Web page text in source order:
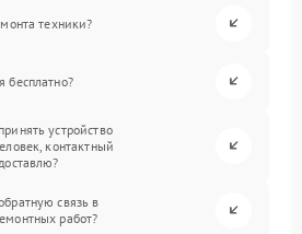
техники?
бесплатно?
устройство
контактный
связь в
работ?